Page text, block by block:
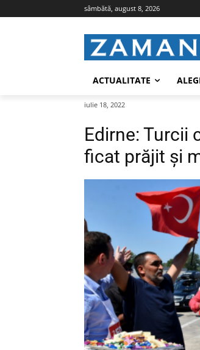
sâmbătă, august 8, 2026
ACTUALITATE
iulie 18, 2022
Edirne: Turcii
ficat prăjit și